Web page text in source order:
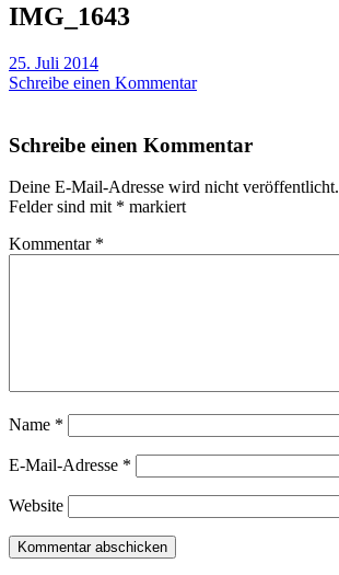
IMG_1643
25. Juli 2014
Schreibe einen Kommentar
Schreibe einen Kommentar
Deine E-Mail-Adresse wird nicht veröffentlicht.
Felder sind mit * markiert
Kommentar *
Name *
E-Mail-Adresse *
Website